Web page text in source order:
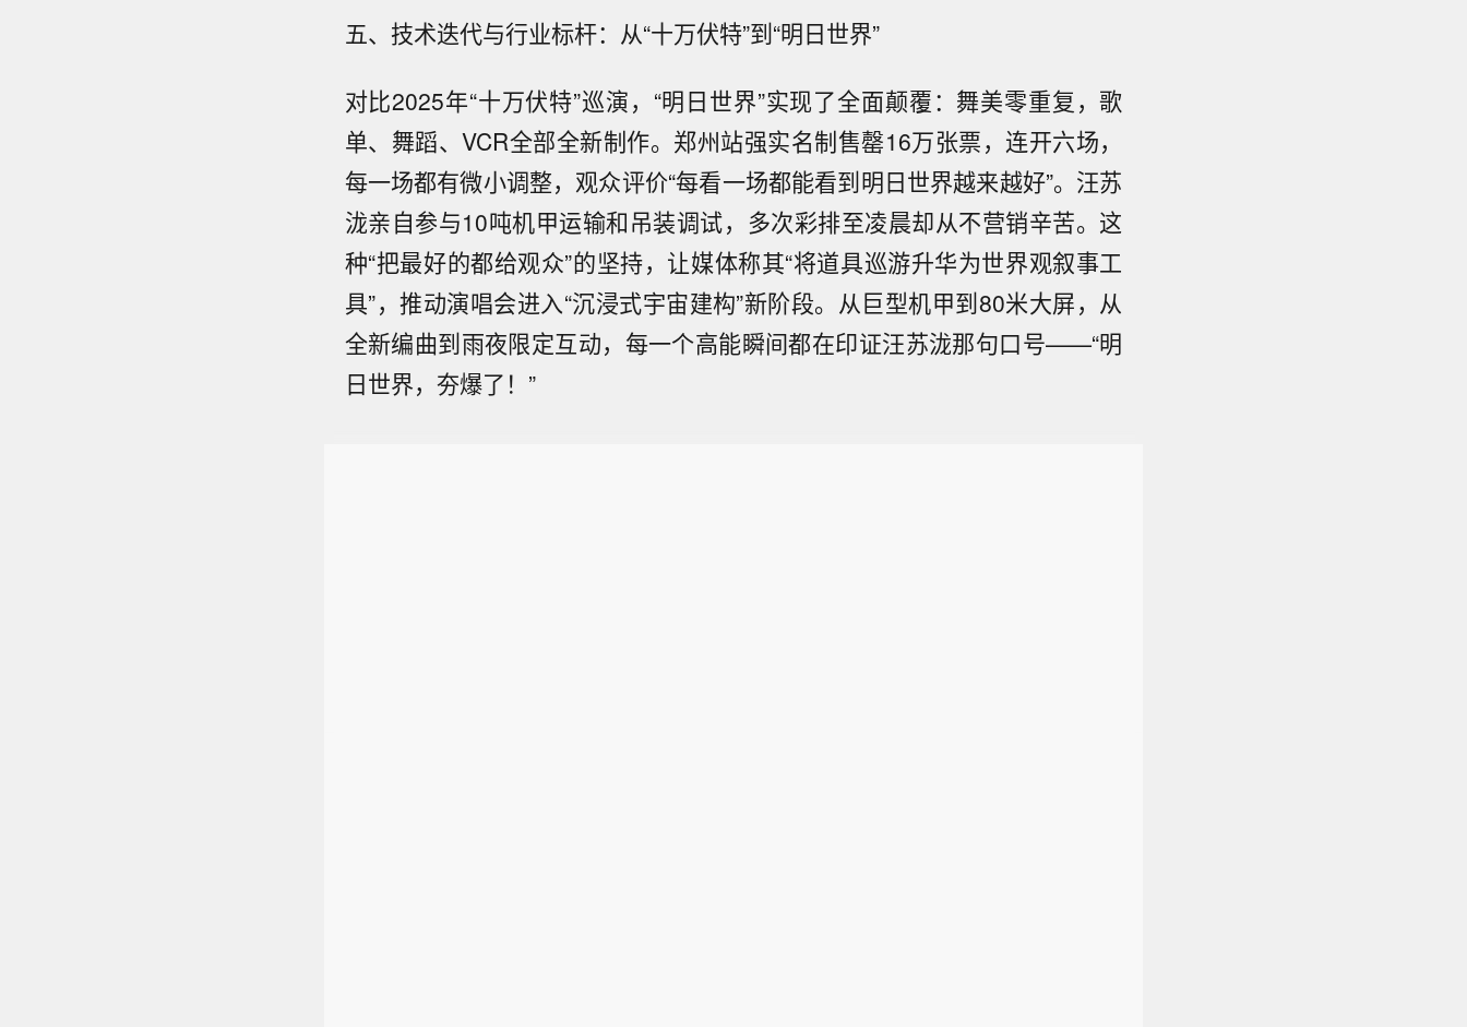
五、技术迭代与行业标杆：从“十万伏特”到“明日世界”
对比2025年“十万伏特”巡演，“明日世界”实现了全面颠覆：舞美零重复，歌
单、舞蹈、VCR全部全新制作。郑州站强实名制售罄16万张票，连开六场，
每一场都有微小调整，观众评价“每看一场都能看到明日世界越来越好”。汪苏
泷亲自参与10吨机甲运输和吊装调试，多次彩排至凌晨却从不营销辛苦。这
种“把最好的都给观众”的坚持，让媒体称其“将道具巡游升华为世界观叙事工
具”，推动演唱会进入“沉浸式宇宙建构”新阶段。从巨型机甲到80米大屏，从
全新编曲到雨夜限定互动，每一个高能瞬间都在印证汪苏泷那句口号——“明
日世界，夯爆了！”